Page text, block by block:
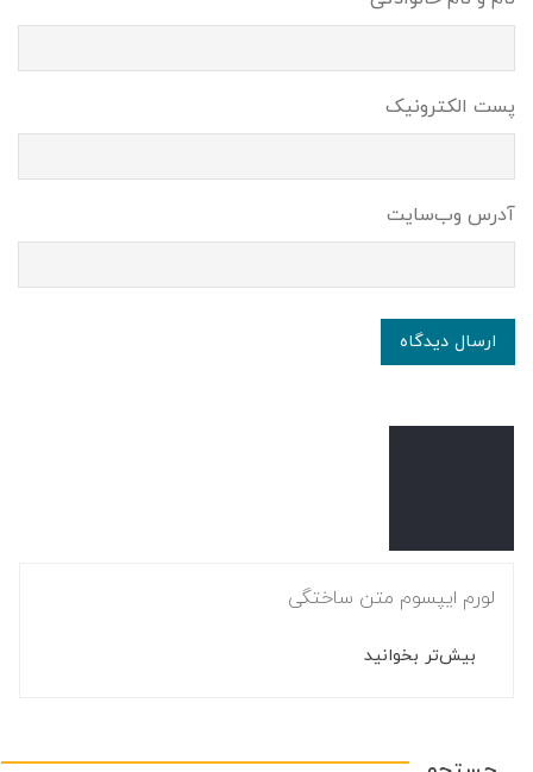
پست الکترونیک
آدرس وب‌سایت
ارسال دیدگاه
لورم ایپسوم متن ساختگی
بیش‌تر بخوانید